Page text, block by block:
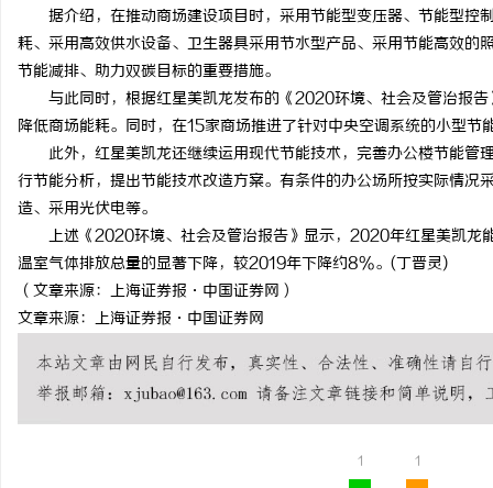
据介绍，在推动商场建设项目时，采用节能型变压器、节能型控
耗、采用高效供水设备、卫生器具采用节水型产品、采用节能高效
节能减排、助力双碳目标的重要措施。
与此同时，根据红星美凯龙发布的《2020环境、社会及管治报
降低商场能耗。同时，在15家商场推进了针对中央空调系统的小型
此外，红星美凯龙还继续运用现代节能技术，完善办公楼节能管
行节能分析，提出节能技术改造方案。有条件的办公场所按实际情
造、采用光伏电等。
上述《2020环境、社会及管治报告》显示，2020年红星美凯龙
温室气体排放总量的显著下降，较2019年下降约8%。(丁晋灵)
（文章来源：上海证券报·中国证券网）
文章来源：上海证券报·中国证券网
1 1
全解析